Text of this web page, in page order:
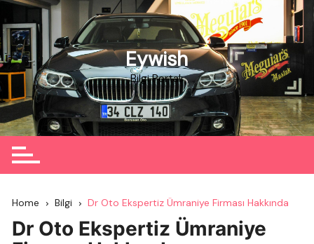
Skip
to
content
Eywish
Bilgi Portalı
Home Bilgi Dr Oto Ekspertiz Ümraniye Firması Hakkında
Dr Oto Ekspertiz Ümraniye